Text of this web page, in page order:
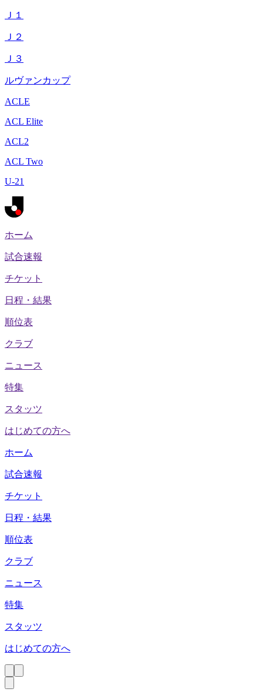
Ｊ１
Ｊ２
Ｊ３
ルヴァンカップ
ACLE
ACL Elite
ACL2
ACL Two
U-21
ホーム
試合速報
チケット
日程・結果
順位表
クラブ
ニュース
特集
スタッツ
はじめての方へ
ホーム
試合速報
チケット
日程・結果
順位表
クラブ
ニュース
特集
スタッツ
はじめての方へ